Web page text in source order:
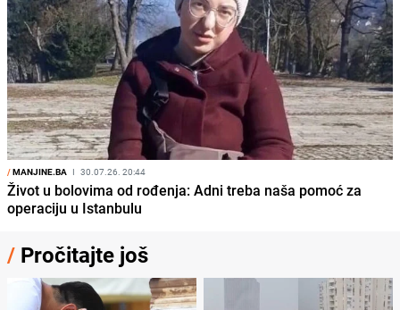
/MANJINE.BA I 30.07.26. 20:44
Život u bolovima od rođenja: Adni treba naša pomoć za
operaciju u Istanbulu
/ Pročitajte još